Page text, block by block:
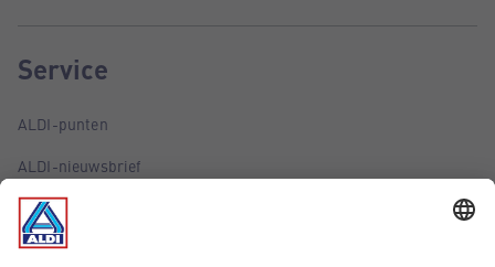
Service
ALDI-punten
ALDI-nieuwsbrief
ALDI-folder via e-mail
Aanbiedingen